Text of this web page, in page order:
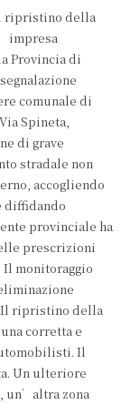
ripristino della
Provincia di
comunale di
Spineta,
di grave
stradale non
accogliendo
diffidando
provinciale ha
prescrizioni
monitoraggio
Il ripristino della
corretta e
Il
Un ulteriore
un’altra zona